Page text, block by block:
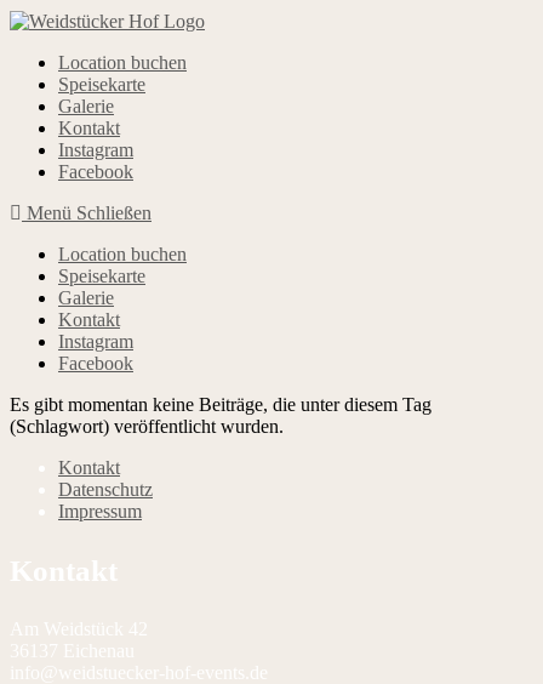
Zum
springenLocation buchen
Speisekarte
Galerie
Kontakt
Instagram
Facebook
Menü Schließen
Location buchen
Speisekarte
Galerie
Kontakt
Instagram
Facebook
Es gibt momentan keine Beiträge, die unter diesem Tag
(Schlagwort) veröffentlicht wurden.
Kontakt
Datenschutz
Impressum
Kontakt
Am Weidstück 42
36137 Eichenau
info@weidstuecker-hof-events.de